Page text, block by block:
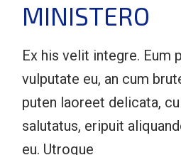
MINISTERO
Ex his velit integre. Eum
vulputate eu, an cum
puten laoreet delicata,
salutatus, eripuit
eu. Utroque